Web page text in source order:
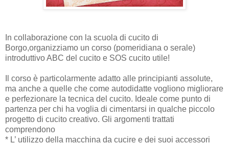
In collaborazione con la scuola di cucito di
Borgo,organizziamo un corso (pomeridiana o serale)
introduttivo ABC del cucito e SOS cucito utile!
Il corso è particolarmente adatto alle principianti assolute,
ma anche a quelle che come autodidatte vogliono migliorare
e perfezionare la tecnica del cucito. Ideale come punto di
partenza per chi ha voglia di cimentarsi in qualche piccolo
progetto di cucito creativo. Gli argomenti trattati
comprendono
* L’ utilizzo della macchina da cucire e dei suoi accessori